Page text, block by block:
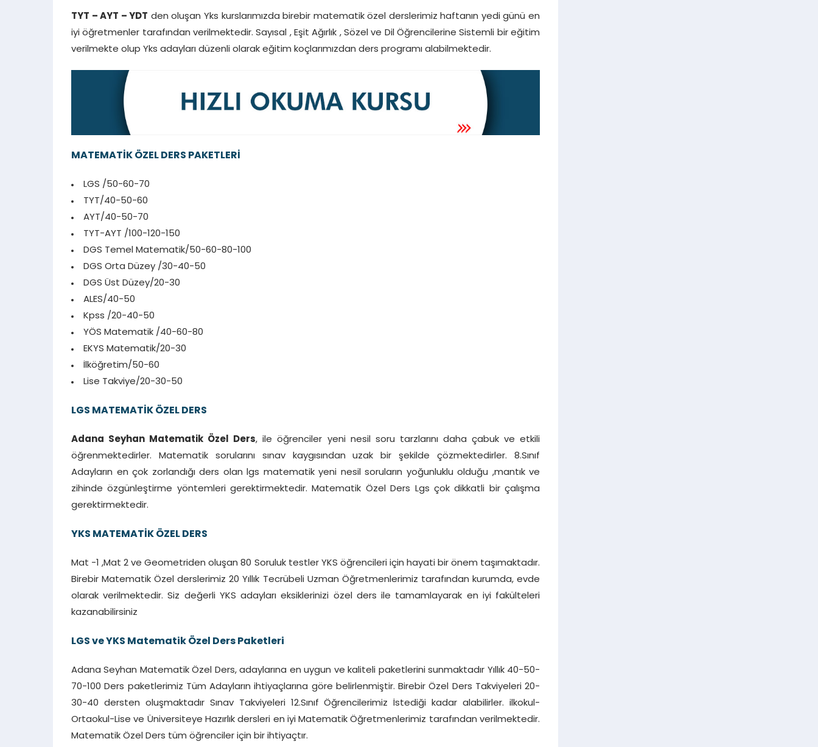
TYT – AYT – YDT den oluşan Yks kurslarımızda birebir matematik özel derslerimiz haftanın yedi günü en
iyi öğretmenler tarafından verilmektedir. Sayısal , Eşit Ağırlık , Sözel ve Dil Öğrencilerine Sistemli bir eğitim
verilmekte olup Yks adayları düzenli olarak eğitim koçlarımızdan ders programı alabilmektedir.
MATEMATİK ÖZEL DERS PAKETLERİ
LGS /50-60-70
TYT/40-50-60
AYT/40-50-70
TYT-AYT /100-120-150
DGS Temel Matematik/50-60-80-100
DGS Orta Düzey /30-40-50
DGS Üst Düzey/20-30
ALES/40-50
Kpss /20-40-50
YÖS Matematik /40-60-80
EKYS Matematik/20-30
İlköğretim/50-60
Lise Takviye/20-30-50
LGS MATEMATİK ÖZEL DERS
Adana Seyhan Matematik Özel Ders, ile öğrenciler yeni nesil soru tarzlarını daha çabuk ve etkili
öğrenmektedirler. Matematik sorularını sınav kaygısından uzak bir şekilde çözmektedirler. 8.Sınıf
Adayların en çok zorlandığı ders olan lgs matematik yeni nesil soruların yoğunluklu olduğu ,mantık ve
zihinde özgünleştirme yöntemleri gerektirmektedir. Matematik Özel Ders Lgs çok dikkatli bir çalışma
gerektirmektedir.
YKS MATEMATİK ÖZEL DERS
Mat -1 ,Mat 2 ve Geometriden oluşan 80 Soruluk testler YKS öğrencileri için hayati bir önem taşımaktadır.
Birebir Matematik Özel derslerimiz 20 Yıllık Tecrübeli Uzman Öğretmenlerimiz tarafından kurumda, evde
olarak verilmektedir. Siz değerli YKS adayları eksiklerinizi özel ders ile tamamlayarak en iyi fakülteleri
kazanabilirsiniz
LGS ve YKS Matematik Özel Ders Paketleri
Adana Seyhan Matematik Özel Ders, adaylarına en uygun ve kaliteli paketlerini sunmaktadır Yıllık 40-50-
70-100 Ders paketlerimiz Tüm Adayların ihtiyaçlarına göre belirlenmiştir. Birebir Özel Ders Takviyeleri 20-
30-40 dersten oluşmaktadır Sınav Takviyeleri 12.Sınıf Öğrencilerimiz İstediği kadar alabilirler. ilkokul-
Ortaokul-Lise ve Üniversiteye Hazırlık dersleri en iyi Matematik Öğretmenlerimiz tarafından verilmektedir.
Matematik Özel Ders tüm öğrenciler için bir ihtiyaçtır.